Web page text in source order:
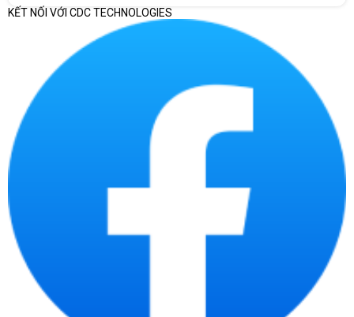
KẾT NỐI VỚI CDC TECHNOLOGIES